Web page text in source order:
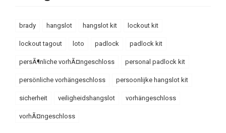
brady hangslot hangslot kit lockout kit
lockout tagout loto padlock padlock kit
persÃ¶nliche vorhÃ¤ngeschloss personal padlock kit
persönliche vorhängeschloss persoonlijke hangslot kit
sicherheit veiligheidshangslot vorhängeschloss
vorhÃ¤ngeschloss